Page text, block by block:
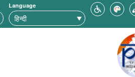
Language